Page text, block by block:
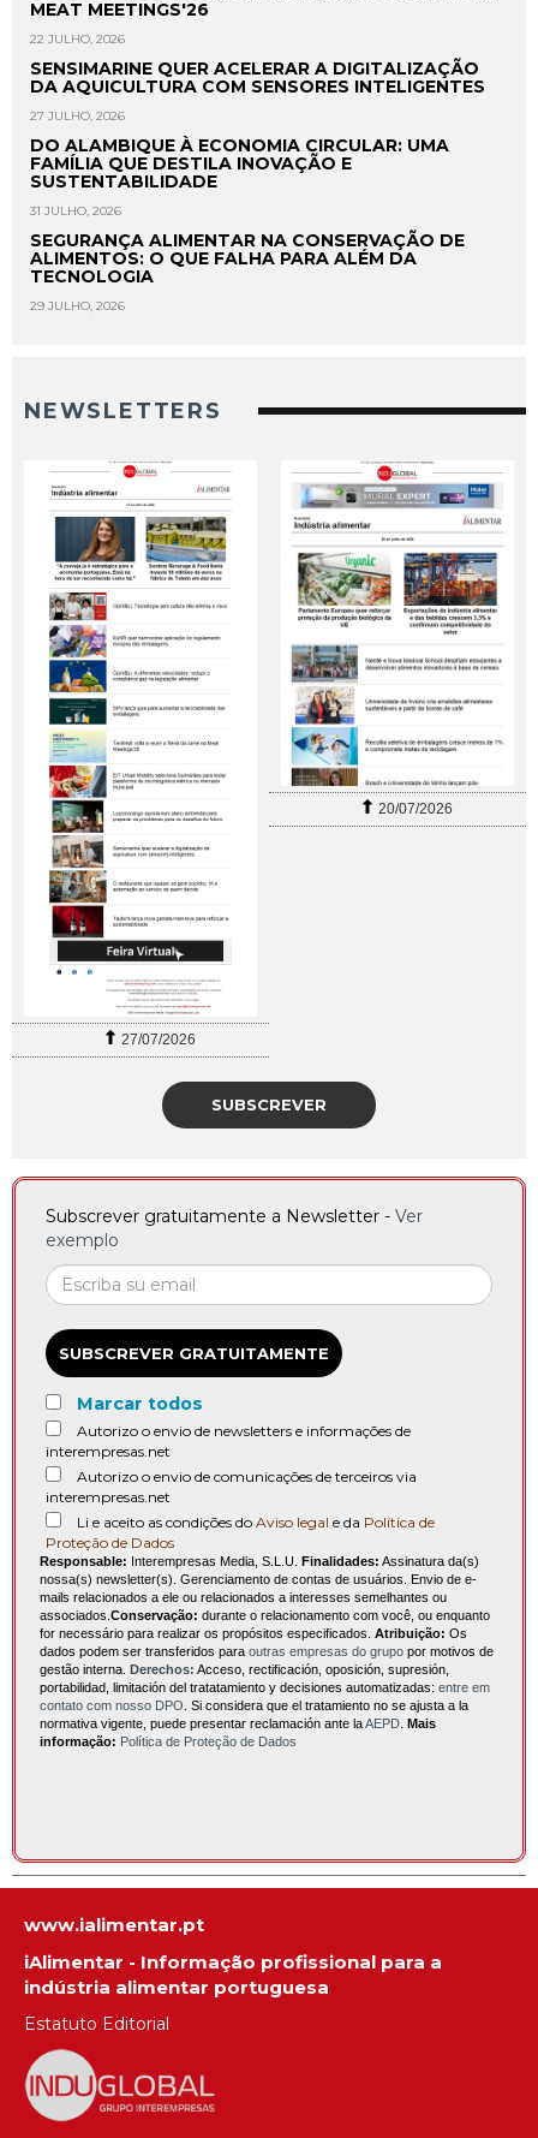
MEAT MEETINGS'26
22 JULHO, 2026
SENSIMARINE QUER ACELERAR A DIGITALIZAÇÃO
DA AQUICULTURA COM SENSORES INTELIGENTES
27 JULHO, 2026
DO ALAMBIQUE À ECONOMIA CIRCULAR: UMA
FAMÍLIA QUE DESTILA INOVAÇÃO E
SUSTENTABILIDADE
31 JULHO, 2026
SEGURANÇA ALIMENTAR NA CONSERVAÇÃO DE
ALIMENTOS: O QUE FALHA PARA ALÉM DA
TECNOLOGIA
29 JULHO, 2026
NEWSLETTERS
27/07/2026
20/07/2026
SUBSCREVER
Subscrever gratuitamente a Newsletter - Ver
exemplo
SUBSCREVER GRATUITAMENTE
Marcar todos
Autorizo o envio de newsletters e informações de
interempresas.net
Autorizo o envio de comunicações de terceiros via
interempresas.net
Li e aceito as condições do Aviso legal e da Política de
Proteção de Dados
Responsable: Interempresas Media, S.L.U. Finalidades: Assinatura da(s)
nossa(s) newsletter(s). Gerenciamento de contas de usuários. Envio de e-
mails relacionados a ele ou relacionados a interesses semelhantes ou
associados. Conservação: durante o relacionamento com você, ou enquanto
for necessário para realizar os propósitos especificados. Atribuição: Os
dados podem ser transferidos para outras empresas do grupo por motivos de
gestão interna. Derechos: Acceso, rectificación, oposición, supresión,
portabilidad, limitación del tratatamiento y decisiones automatizadas: entre em
contato com nosso DPO . Si considera que el tratamiento no se ajusta a la
normativa vigente, puede presentar reclamación ante laAEPD Mais
informação: Política de Proteção de Dados
www.ialimentar.pt
iAlimentar - Informação profissional para a
indústria alimentar portuguesa
Estatuto Editorial